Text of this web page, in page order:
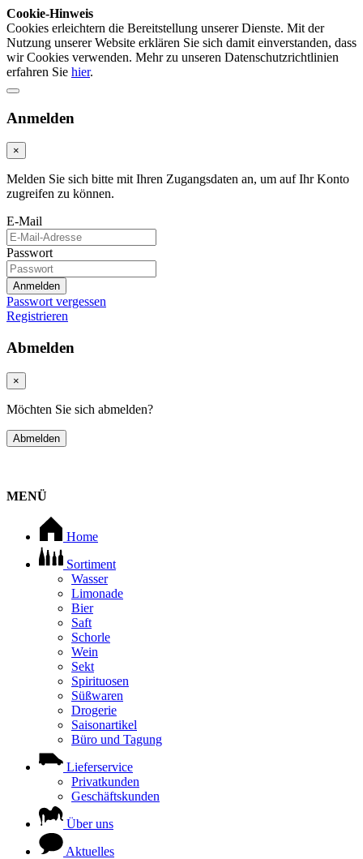
Cookie-Hinweis
Cookies erleichtern die Bereitstellung unserer Dienste. Mit der
Nutzung unserer Website erklären Sie sich damit einverstanden, dass
wir Cookies verwenden. Mehr zu unseren Datenschutzrichtlinien
erfahren Sie hier.
Anmelden
×
Melden Sie sich bitte mit Ihren Zugangsdaten an, um auf Ihr Konto
zugreifen zu können.
E-Mail
Passwort
Anmelden
Passwort vergessen
Registrieren
Abmelden
×
Möchten Sie sich abmelden?
Abmelden
MENÜ
Home
Sortiment
Wasser
Limonade
Bier
Saft
Schorle
Wein
Sekt
Spirituosen
Süßwaren
Drogerie
Saisonartikel
Büro und Tagung
Lieferservice
Privatkunden
Geschäftskunden
Über uns
Aktuelles